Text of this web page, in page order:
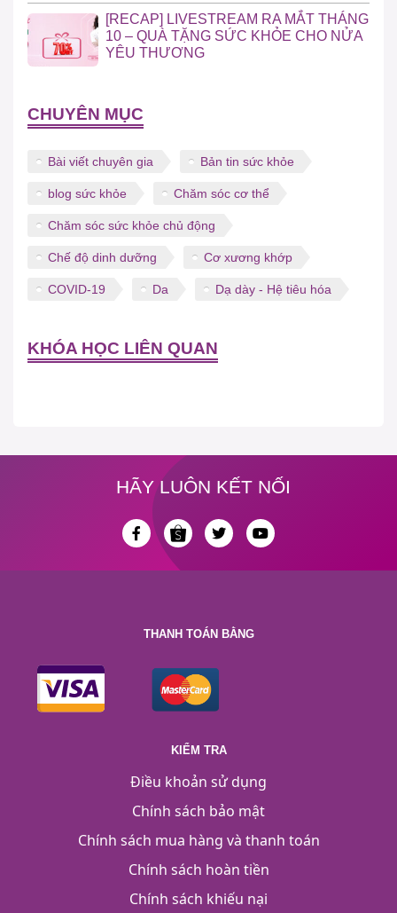
[RECAP] LIVESTREAM RA MẮT THÁNG
10 – QUÀ TẶNG SỨC KHỎE CHO NỬA
YÊU THƯƠNG
CHUYÊN MỤC
Bài viết chuyên gia Bản tin sức khỏe
blog sức khỏe Chăm sóc cơ thể
Chăm sóc sức khỏe chủ động
Chế độ dinh dưỡng Cơ xương khớp
COVID-19 Da Dạ dày - Hệ tiêu hóa
KHÓA HỌC LIÊN QUAN
HÃY LUÔN KẾT NỐI
THANH TOÁN BẰNG
KIỂM TRA
Điều khoản sử dụng
Chính sách bảo mật
Chính sách mua hàng và thanh toán
Chính sách hoàn tiền
Chính sách khiếu nại